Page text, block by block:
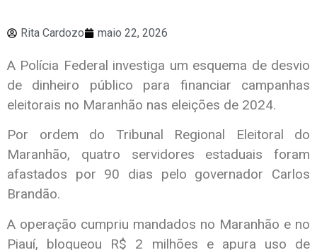
Rita Cardozo maio 22, 2026
A Polícia Federal investiga um esquema de desvio
de dinheiro público para financiar campanhas
eleitorais no Maranhão nas eleições de 2024.
Por ordem do Tribunal Regional Eleitoral do
Maranhão, quatro servidores estaduais foram
afastados por 90 dias pelo governador Carlos
Brandão.
A operação cumpriu mandados no Maranhão e no
Piauí, bloqueou R$ 2 milhões e apura uso de